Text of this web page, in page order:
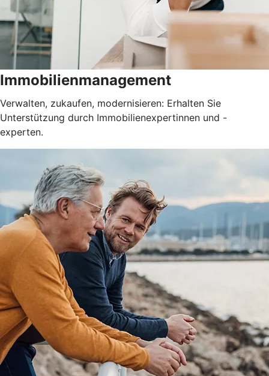
Immobilienmanagement
Verwalten, zukaufen, modernisieren: Erhalten Sie
Unterstützung durch Immobilienexpertinnen und -
experten.